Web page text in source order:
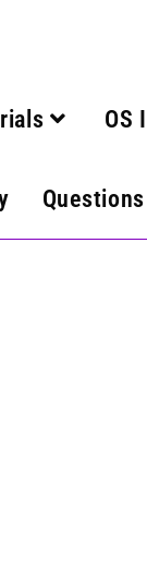
OS